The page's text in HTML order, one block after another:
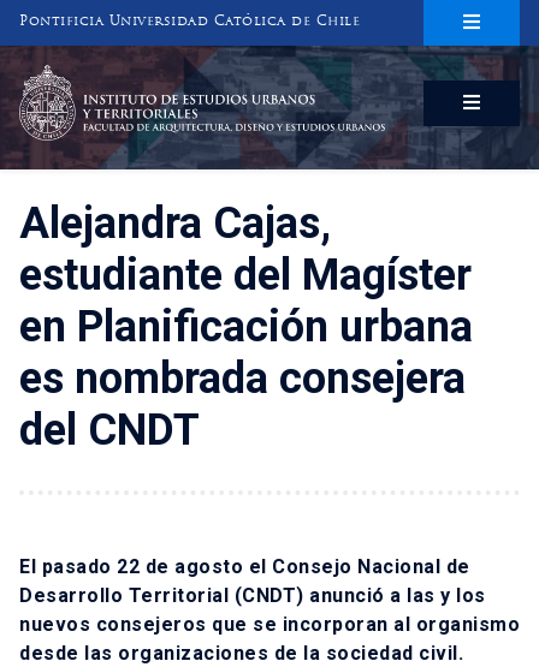
Pontificia Universidad Católica de Chile
INSTITUTO DE ESTUDIOS URBANOS
Y TERRITORIALES
FACULTAD DE ARQUITECTURA, DISEÑO Y ESTUDIOS URBANOS
Alejandra Cajas,
estudiante del Magíster
en Planificación urbana
es nombrada consejera
del CNDT
El pasado 22 de agosto el Consejo Nacional de
Desarrollo Territorial (CNDT) anunció a las y los
nuevos consejeros que se incorporan al organismo
desde las organizaciones de la sociedad civil.